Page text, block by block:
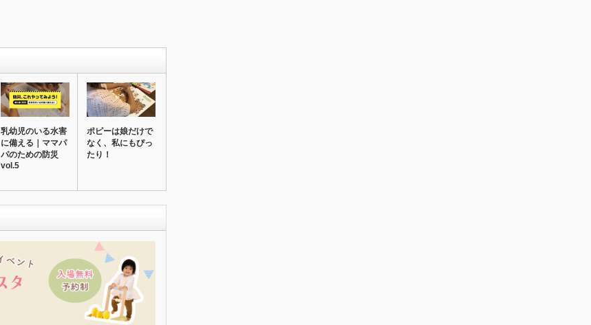
乳幼児のいる水害
に備える｜ママパ
パのための防災
vol.5
ポピーは娘だけで
なく、私にもぴっ
たり！